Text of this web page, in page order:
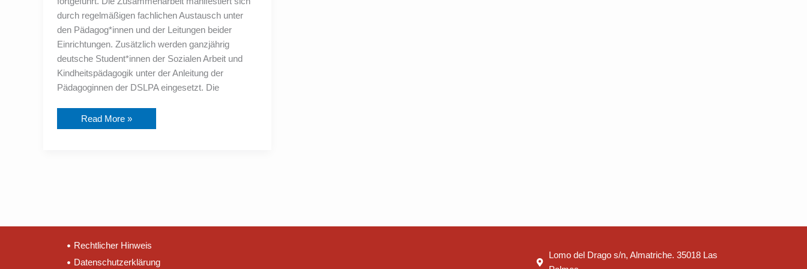
durch regelmäßigen fachlichen Austausch unter
den Pädagog*innen und der Leitungen beider
Einrichtungen. Zusätzlich werden ganzjährig
deutsche Student*innen der Sozialen Arbeit und
Kindheitspädagogik unter der Anleitung der
Pädagoginnen der DSLPA eingesetzt. Die
Palmas
Read More »
Rechtlicher Hinweis
Datenschutzerklärung
Lomo del Drago s/n, Almatriche. 35018 Las